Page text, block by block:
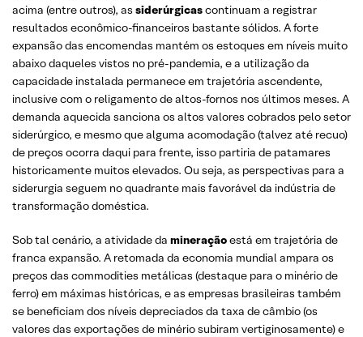
acima (entre outros), as siderúrgicascontinuam a registrar
resultados econômico-financeiros bastante sólidos. A forte
expansão das encomendas mantém os estoques em níveis muito
abaixo daqueles vistos no pré-pandemia, e a utilização da
capacidade instalada permanece em trajetória ascendente,
inclusive com o religamento de altos-fornos nos últimos meses. A
demanda aquecida sanciona os altos valores cobrados pelo setor
siderúrgico, e mesmo que alguma acomodação (talvez até recuo)
de preços ocorra daqui para frente, isso partiria de patamares
historicamente muitos elevados. Ou seja, as perspectivas para a
siderurgia seguem no quadrante mais favorável da indústria de
transformação doméstica.
Sob tal cenário, a atividade da mineraçãoestá em trajetória de
franca expansão. A retomada da economia mundial ampara os
preços das commodities metálicas (destaque para o minério de
ferro) em máximas históricas, e as empresas brasileiras também
se beneficiam dos níveis depreciados da taxa de câmbio (os
valores das exportações de minério subiram vertiginosamente) e